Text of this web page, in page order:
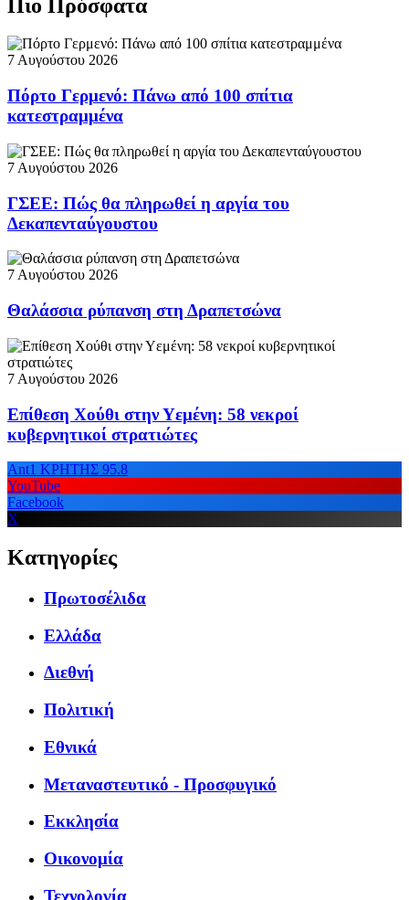
Πιο Πρόσφατα
7 Αυγούστου 2026
Πόρτο Γερμενό: Πάνω από 100 σπίτια
κατεστραμμένα
7 Αυγούστου 2026
ΓΣΕΕ: Πώς θα πληρωθεί η αργία του
Δεκαπενταύγουστου
7 Αυγούστου 2026
Θαλάσσια ρύπανση στη Δραπετσώνα
7 Αυγούστου 2026
Επίθεση Χούθι στην Υεμένη: 58 νεκροί
κυβερνητικοί στρατιώτες
Ant1 ΚΡΗΤΗΣ 95.8
YouTube
Facebook
X
Κατηγορίες
Πρωτοσέλιδα
Ελλάδα
Διεθνή
Πολιτική
Εθνικά
Μεταναστευτικό - Προσφυγικό
Εκκλησία
Οικονομία
Τεχνολογία